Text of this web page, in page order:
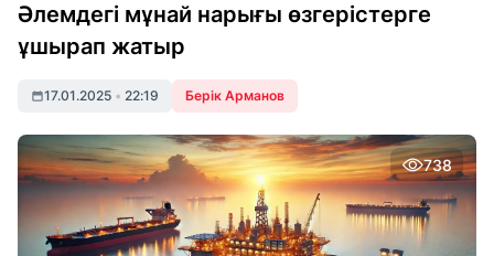
Әлемдегі мұнай нарығы өзгерістерге
ұшырап жатыр
17.01.2025 • 22:19 Берік Арманов
738